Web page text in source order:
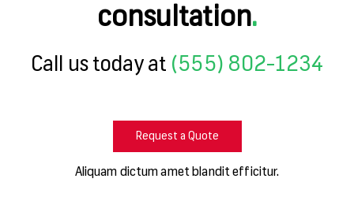
consultation.
Call us today at (555) 802-1234
Request a Quote
Aliquam dictum amet blandit efficitur.